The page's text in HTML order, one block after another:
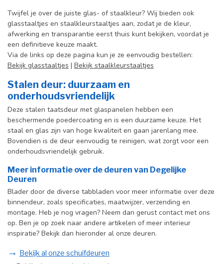
Twijfel je over de juiste glas- of staalkleur? Wij bieden ook
glasstaaltjes en staalkleurstaaltjes aan, zodat je de kleur,
afwerking en transparantie eerst thuis kunt bekijken, voordat je
een definitieve keuze maakt.
Via de links op deze pagina kun je ze eenvoudig bestellen:
Bekijk glasstaaltjes | Bekijk staalkleurstaaltjes
Stalen deur: duurzaam en
onderhoudsvriendelijk
Deze stalen taatsdeur met glaspanelen hebben een
beschermende poedercoating en is een duurzame keuze. Het
staal en glas zijn van hoge kwaliteit en gaan jarenlang mee.
Bovendien is de deur eenvoudig te reinigen, wat zorgt voor een
onderhoudsvriendelijk gebruik.
Meer informatie over de deuren van Degelijke
Deuren
Blader door de diverse tabbladen voor meer informatie over deze
binnendeur, zoals specificaties, maatwijzer, verzending en
montage. Heb je nog vragen? Neem dan gerust contact met ons
op. Ben je op zoek naar andere artikelen of meer interieur
inspiratie? Bekijk dan hieronder al onze deuren.
→ Bekijk al onze schuifdeuren